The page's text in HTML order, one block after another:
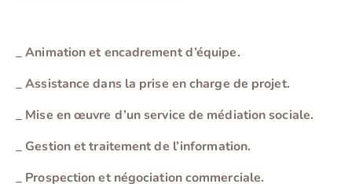
_Animation et encadrement d’équipe.
_Assistance dans la prise en charge de projet.
_ Mise en œuvre d’un service de médiation sociale.
_ Gestion et traitement de l’information.
_ Prospection et négociation commerciale.